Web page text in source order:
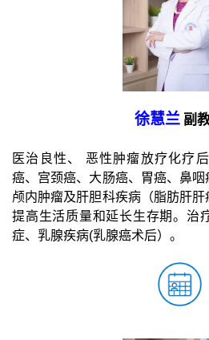
徐慧兰 副
医治良性、 恶性肿瘤放疗化疗
癌、宫颈癌、 大肠癌、胃癌、鼻咽
颅内肿瘤及肝胆科疾病（脂肪肝肝
提高生活质量和延长生存期。治
症、乳腺疾病(乳腺癌术后） 。